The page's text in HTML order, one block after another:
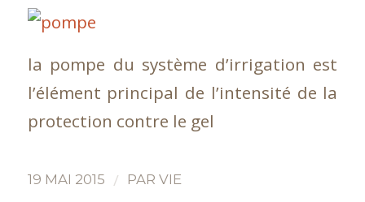
la pompe du système d’irrigation est
l’élément principal de l’intensité de la
protection contre le gel
19 MAI 2015 / PAR VIE